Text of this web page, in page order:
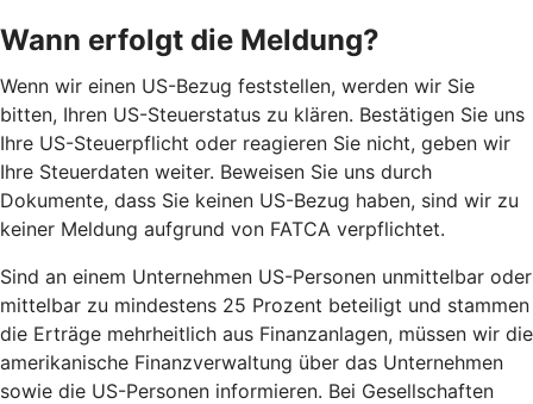
Wann erfolgt die Meldung?
Wenn wir einen US-Bezug feststellen, werden wir Sie
bitten, Ihren US-Steuerstatus zu klären. Bestätigen Sie uns
Ihre US-Steuerpflicht oder reagieren Sie nicht, geben wir
Ihre Steuerdaten weiter. Beweisen Sie uns durch
Dokumente, dass Sie keinen US-Bezug haben, sind wir zu
keiner Meldung aufgrund von FATCA verpflichtet.
Sind an einem Unternehmen US-Personen unmittelbar oder
mittelbar zu mindestens 25 Prozent beteiligt und stammen
die Erträge mehrheitlich aus Finanzanlagen, müssen wir die
amerikanische Finanzverwaltung über das Unternehmen
sowie die US-Personen informieren. Bei Gesellschaften